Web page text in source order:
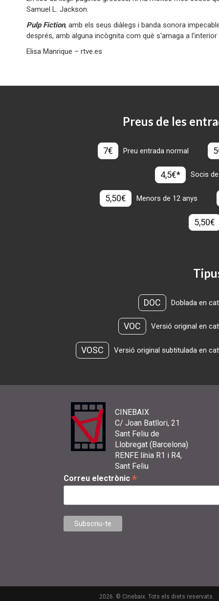
Samuel L. Jackson.
Pulp Fiction, amb els seus diàlegs i banda sonora
després, amb alguna incògnita com què s'amaga a l'interior
Elisa Manrique – rtve.es
Preus de les
7€ Preu entrada normal
4,5€* Socis
5,50€ Menors de 12 anys
5,50€
DOC Doblada en
VOC Versió original en
VOSC Versió original subtitulada en
CINEBAIX
C/ Joan Batllori, 21
Sant Feliu de
Llobregat (Barcelona)
RENFE línia R1 i R4,
Sant Feliu
Correu electrònic *
2026. © Cinebaix. Tots els drets reservats.